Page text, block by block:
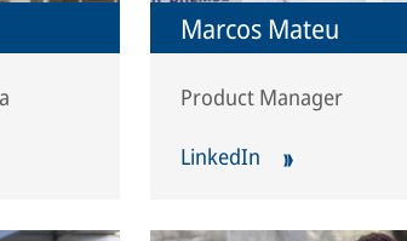
Marcos Mateu
Product Manager
LinkedIn